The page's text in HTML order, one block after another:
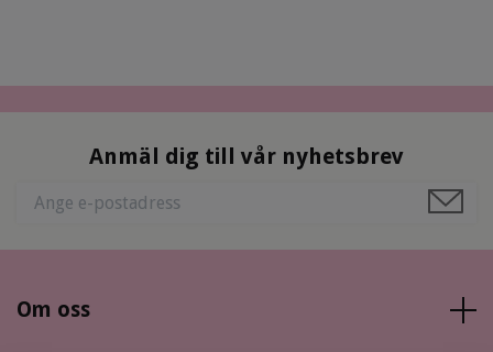
Anmäl dig till vår nyhetsbrev
Om oss